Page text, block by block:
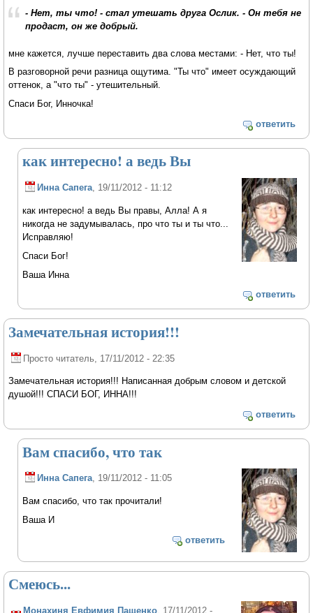
- Нет, ты что! - стал утешать друга Ослик. - Он тебя не
продаст, он же добрый.
мне кажется, лучше переставить два слова местами: - Нет, что ты!
В разговорной речи разница ощутима. "Ты что" имеет осуждающий
оттенок, а "что ты" - утешительный.
Спаси Бог, Инночка!
ответить
как интересно! а ведь Вы
Инна Сапега, 19/11/2012 - 11:12
как интересно! а ведь Вы правы, Алла! А я
никогда не задумывалась, про что ты и ты что...
Исправляю!
Спаси Бог!
Ваша Инна
ответить
Замечательная история!!!
Просто читатель , 17/11/2012 - 22:35
Замечательная история!!! Написанная добрым словом и детской
душой!!! СПАСИ БОГ, ИННА!!!
ответить
Вам спасибо, что так
Инна Сапега, 19/11/2012 - 11:05
Вам спасибо, что так прочитали!
Ваша И
ответить
Смеюсь...
Монахиня Евфимия Пащенко, 17/11/2012 -